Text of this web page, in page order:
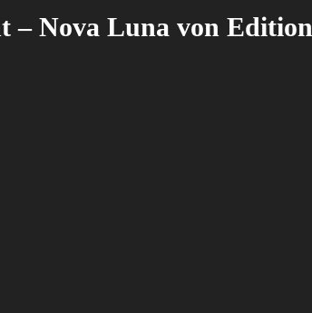
– Nova Luna von Edition